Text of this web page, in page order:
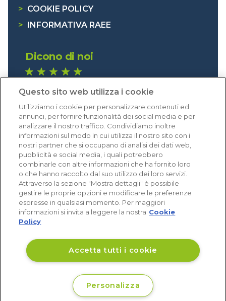
> COOKIE POLICY
>
INFORMATIVA RAEE
Dicono di noi
Eccellente (4,8)
Acquisti verificati
Non disponibile
Questo sito web utilizza i cookie
Utilizziamo i cookie per personalizzare contenuti ed
annunci, per fornire funzionalità dei social media e per
analizzare il nostro traffico. Condividiamo inoltre
informazioni sul modo in cui utilizza il nostro sito con i
nostri partner che si occupano di analisi dei dati web,
pubblicità e social media, i quali potrebbero
combinarle con altre informazioni che ha fornito loro
o che hanno raccolto dal suo utilizzo dei loro servizi.
Attraverso la sezione "Mostra dettagli" è possibile
gestire le proprie opzioni e modificare le preferenze
espresse in qualsiasi momento. Per maggiori
informazioni si invita a leggere la nostra Cookie
Policy
Accetta tutti i cookie
Personalizza